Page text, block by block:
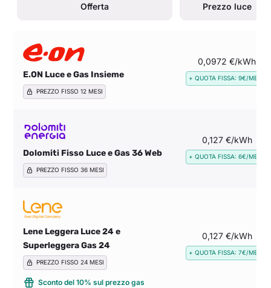
Offerta Prezzo luce
E.ON Luce e Gas Insieme
PREZZO FISSO 12 MESI
0,0972 €/kWh
+ QUOTA FISSA: 9€/MESE
Dolomiti Fisso Luce e Gas 36 Web
PREZZO FISSO 36 MESI
0,127 €/kWh
+ QUOTA FISSA: 6€/MESE
Lene Leggera Luce 24 e
Superleggera Gas 24
PREZZO FISSO 24 MESI
Sconto del 10% sul prezzo gas
0,127 €/kWh
+ QUOTA FISSA: 7€/MESE